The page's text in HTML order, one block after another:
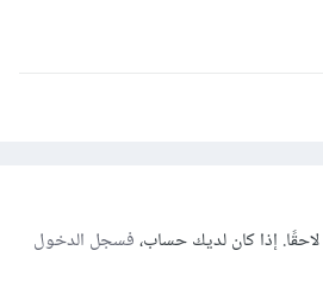
إذا كان لديك حساب،فسجل الدخول